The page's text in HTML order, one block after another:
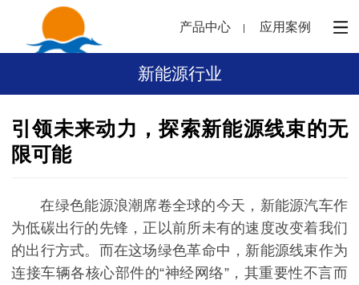
产品中心 应用案例
新能源行业
引领未来动力，探索新能源线束的无
限可能
在绿色能源浪潮席卷全球的今天，新能源汽车作
为低碳出行的先锋，正以前所未有的速度改变着我们
的出行方式。而在这场绿色革命中，新能源线束作为
连接车辆各核心部件的“神经网络”，其重要性不言而